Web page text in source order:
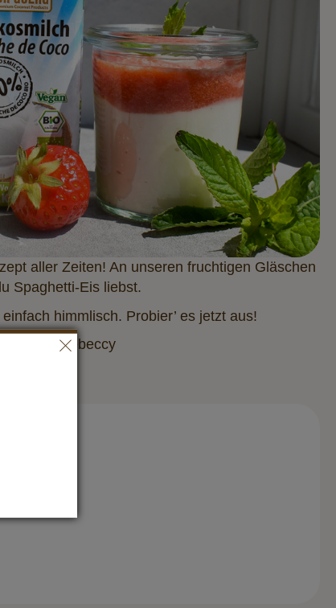
aller Zeiten! An unseren fruchtigen Gläschen
Spaghetti-Eis liebst.
himmlisch. Probier’ es jetzt aus!
@veggiebeccy